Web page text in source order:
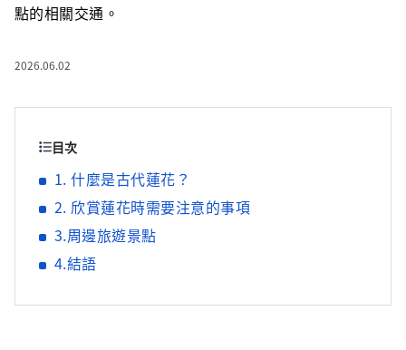
點的相關交通。
2026.06.02
目次
1. 什麼是古代蓮花？
2. 欣賞蓮花時需要注意的事項
3.周邊旅遊景點
4.結語